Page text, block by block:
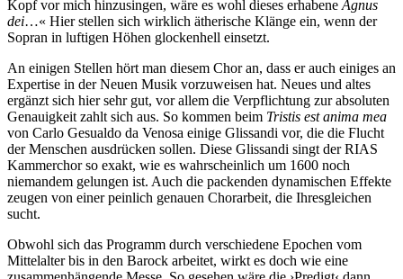
Kopf vor mich hinzusingen, wäre es wohl dieses erhabene Agnus
dei…« Hier stellen sich wirklich ätherische Klänge ein, wenn der
Sopran in luftigen Höhen glockenhell einsetzt.
An einigen Stellen hört man diesem Chor an, dass er auch einiges an
Expertise in der Neuen Musik vorzuweisen hat. Neues und altes
ergänzt sich hier sehr gut, vor allem die Verpflichtung zur absoluten
Genauigkeit zahlt sich aus. So kommen beim Tristis est anima mea
von Carlo Gesualdo da Venosa einige Glissandi vor, die die Flucht
der Menschen ausdrücken sollen. Diese Glissandi singt der RIAS
Kammerchor so exakt, wie es wahrscheinlich um 1600 noch
niemandem gelungen ist. Auch die packenden dynamischen Effekte
zeugen von einer peinlich genauen Chorarbeit, die Ihresgleichen
sucht.
Obwohl sich das Programm durch verschiedene Epochen vom
Mittelalter bis in den Barock arbeitet, wirkt es doch wie eine